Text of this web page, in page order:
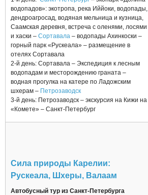
водопадов»: экотропа, река Иййоки, водопады,
дендроагросад, водяная мельница и кузница,
Саамская деревня, встреча с оленями, лосями
и хаски – Сортавала – водопады Ахинкоски –
горный парк «Рускеала» – размещение в
отелях Сортавала
2-й день: Сортавала – Экспедиция к лесным
водопадам и месторождению граната –
водная прогулка на катере по Ладожским
шхерам – Петрозаводск
3-й день: Петрозаводск – экскурсия на Кижи на
«Комете» – Санкт-Петербург
Сила природы Карелии:
Рускеала, Шхеры, Валаам
Автобусный тур из Санкт-Петербурга